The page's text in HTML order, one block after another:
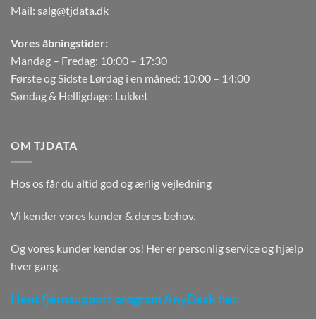
Mail: salg@tjdata.dk
Vores åbningstider:
Mandag – Fredag: 10:00 – 17:30
Første og Sidste Lørdag i en måned: 10:00 – 14:00
Søndag & Helligdage: Lukket
OM TJDATA
Hos os får du altid god og ærlig vejledning
Vi kender vores kunder & deres behov.
Og vores kunder kender os! Her er personlig service og hjælp
hver gang.
Hent fjernsupport program AnyDesk her.